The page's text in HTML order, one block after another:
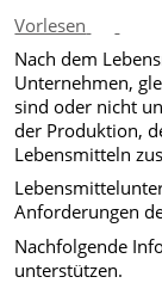
Vorlesen
Nach dem
Unternehmen,
sind oder nicht
der Produktion,
Lebensmitteln
Anforderungen
Nachfolgende
unterstützen.